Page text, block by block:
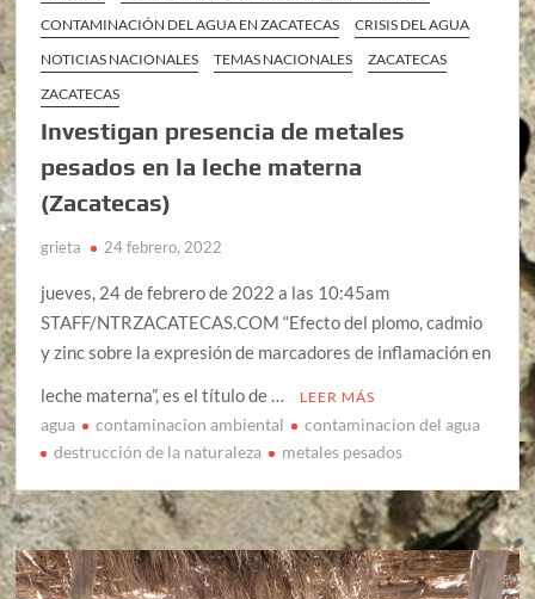
CONTAMINACIÓN DEL AGUA EN ZACATECAS
CRISIS DEL AGUA
NOTICIAS NACIONALES
TEMAS NACIONALES
ZACATECAS
ZACATECAS
Investigan presencia de metales
pesados en la leche materna
(Zacatecas)
grieta 24 febrero, 2022
jueves, 24 de febrero de 2022 a las 10:45am
STAFF/NTRZACATECAS.COM “Efecto del plomo, cadmio
y zinc sobre la expresión de marcadores de inflamación en
leche materna”, es el título de …
LEER MÁS
agua contaminacion ambiental
contaminacion del agua
destrucción de la naturaleza
metales pesados